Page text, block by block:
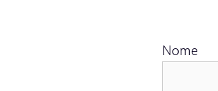
Nome